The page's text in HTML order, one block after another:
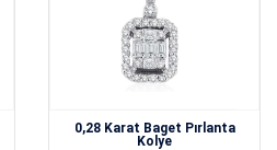
0,28 Karat Baget Pırlanta
Kolye